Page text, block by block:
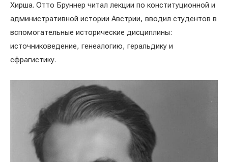
Хирша. Отто Бруннер читал лекции по конституционной и
административной истории Австрии, вводил студентов в
вспомогательные исторические дисциплины:
источниковедение, генеалогию, геральдику и
сфрагистику.